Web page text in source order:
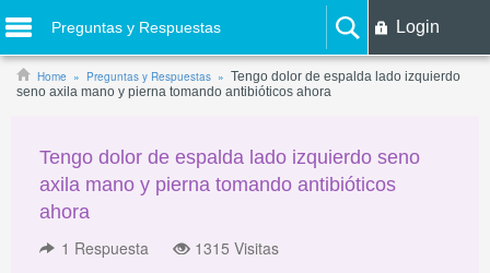
Preguntas y Respuestas Login
Home Preguntas y Respuestas
Tengo dolor de espalda lado izquierdo
seno axila mano y pierna tomando antibióticos ahora
Tengo dolor de espalda lado izquierdo seno
axila mano y pierna tomando antibióticos
ahora
1 Respuesta 1315 Visitas